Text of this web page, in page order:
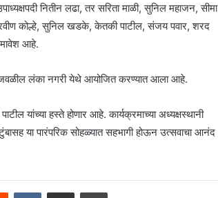
नितीन लढा, तर सरिता माळी, सुनिल महाजन, सीमा
कोल्हे, सुनिल खडके, केतकी पाटील, संजय पवार, शरद
आहे.
लंका नगरी येथे आयोजित करण्यात आला आहे.
यांच्या हस्ते होणार आहे. कार्यक्रमाच्या अध्यक्षस्थानी
या पारंपरिक सोहळ्यात सहभागी होऊन उत्सवाचा आनंद
Reddit VKontakteShare via Email Print